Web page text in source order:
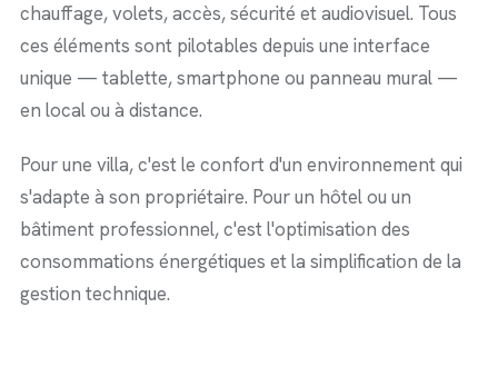
chauffage, volets, accès, sécurité et audiovisuel. Tous
ces éléments sont pilotables depuis une interface
unique — tablette, smartphone ou panneau mural —
en local ou à distance.
Pour une villa, c'est le confort d'un environnement qui
s'adapte à son propriétaire. Pour un hôtel ou un
bâtiment professionnel, c'est l'optimisation des
consommations énergétiques et la simplification de la
gestion technique.